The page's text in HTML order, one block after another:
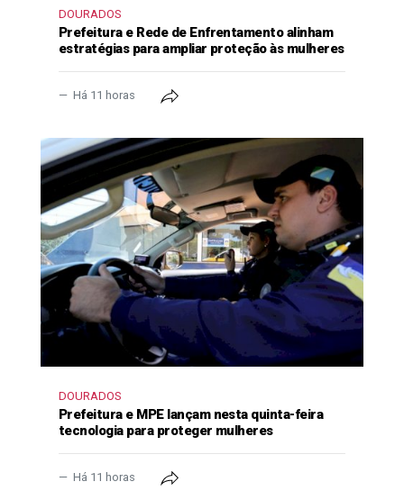
DOURADOS
Prefeitura e Rede de Enfrentamento alinham
estratégias para ampliar proteção às mulheres
Há 11 horas
DOURADOS
Prefeitura e MPE lançam nesta quinta-feira
tecnologia para proteger mulheres
Há 11 horas